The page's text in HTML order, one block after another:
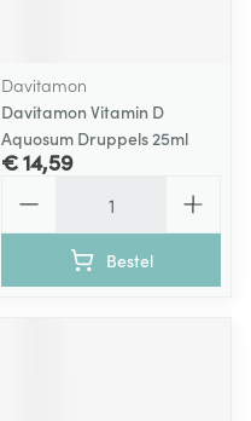
Davitamon
Davitamon Vitamin D
Aquosum Druppels 25ml
€ 14,59
Bestel